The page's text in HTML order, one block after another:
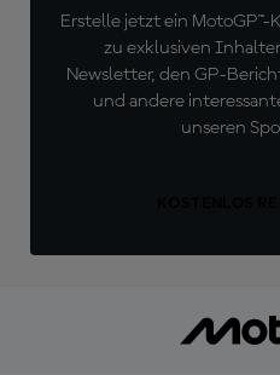
Erstelle jetzt ein
zu exklusiven
Newsletter, den GP-
und andere
unseren